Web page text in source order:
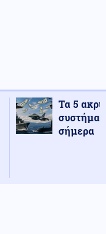
Τα 5
σήμερα